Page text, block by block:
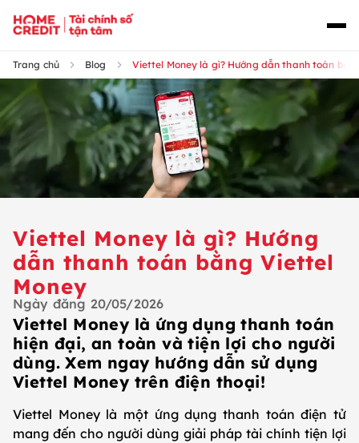
Trang chủ Blog Viettel Money là gì? Hướng dẫn thanh toán
Viettel Money là gì? Hướng
dẫn thanh toán bằng Viettel
Money
Ngày đăng 20/05/2026
Viettel Money là ứng dụng thanh toán
hiện đại, an toàn và tiện lợi cho người
dùng. Xem ngay hướng dẫn sử dụng
Viettel Money trên điện thoại!
Viettel Money là một ứng dụng thanh toán điện tử
mang đến cho người dùng giải pháp tài chính tiện lợi